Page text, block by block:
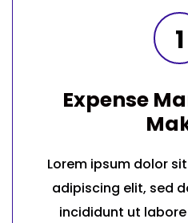
1
Expense
Lorem ipsum dolor
adipiscing elit, sed
incididunt ut